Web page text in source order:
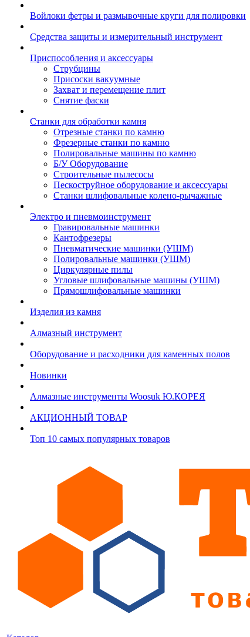
Войлоки фетры и размывочные круги для полировки
Средства защиты и измерительный инструмент
Приспособления и аксессуары
Струбцины
Присоски вакуумные
Захват и перемещение плит
Снятие фаски
Станки для обработки камня
Отрезные станки по камню
Фрезерные станки по камню
Полировальные машины по камню
Б/У Оборудование
Строительные пылесосы
Пескоструйное оборудование и аксессуары
Станки шлифовальные колено-рычажные
Электро и пневмоинструмент
Гравировальные машинки
Кантофрезеры
Пневматические машинки (УШМ)
Полировальные машинки (УШМ)
Циркулярные пилы
Угловые шлифовальные машины (УШМ)
Прямошлифовальные машинки
Изделия из камня
Алмазный инструмент
Оборудование и расходники для каменных полов
Новинки
Алмазные инструменты Woosuk Ю.КОРЕЯ
АКЦИОННЫЙ ТОВАР
Топ 10 самых популярных товаров